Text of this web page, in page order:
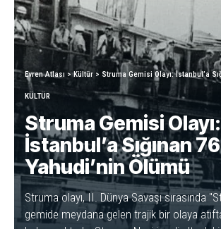
Evren Atlası >Kültür > Struma Gemisi Olayı: İstanbul’a
KÜLTÜR
Struma Gemisi Olayı:
İstanbul’a Sığınan
Yahudi’nin Ölümü
Struma olayı, II. Dünya Savaşı sırasında
gemide meydana gelen trajik bir olaya